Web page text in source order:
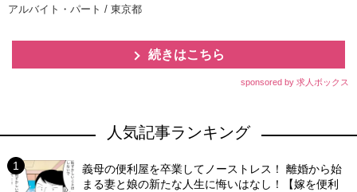
アルバイト・パート / 東京都
続きはこちら
sponsored by 求人ボックス
人気記事ランキング
義母の便利屋を卒業してノーストレス！ 離婚から始
まる妻と娘の新たな人生に悔いはなし！【嫁を便利